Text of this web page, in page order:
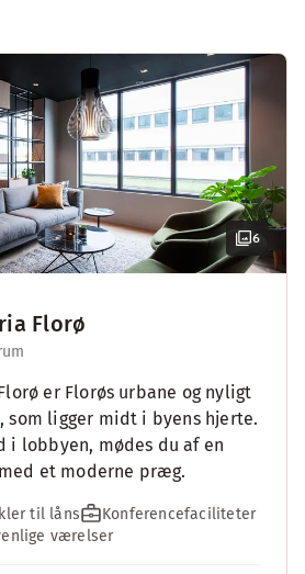
6
Florø
er Florøs urbane og nyligt
som ligger midt i byens hjerte.
lobbyen, mødes du af en
et moderne præg.
til låns
Konferencefaciliteter
værelser